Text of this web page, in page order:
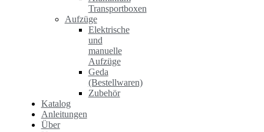
Transportboxen
Aufzüge
Elektrische
und
manuelle
Aufzüge
Geda
(Bestellwaren)
Zubehör
Katalog
Anleitungen
Über